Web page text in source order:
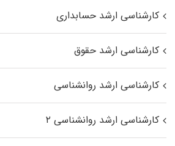
کارشناسی ارشد حسابداری
کارشناسی ارشد حقوق
کارشناسی ارشد روانشناسی
کارشناسی ارشد روانشناسی ۲